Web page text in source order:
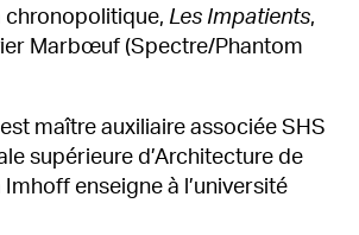
chronopolitique, Les Impatients,
Marbœuf (Spectre/Phantom
maître auxiliaire associée SHS
supérieure d’Architecture de
Imhoff enseigne à l’université